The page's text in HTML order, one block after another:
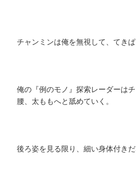
チャンミンは俺を無視して、てきぱ
俺の『例のモノ』探索レーダーはチ
腰、太ももへと舐めていく。
後ろ姿を見る限り、細い身体付きだ